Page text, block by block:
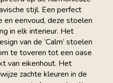
stijl. Een perfect
eenvoud, deze stoelen
in elk interieur. Het
van de ‘Calm’ stoelen
te toveren tot een oase
van eikenhout. Het
zachte kleuren in de